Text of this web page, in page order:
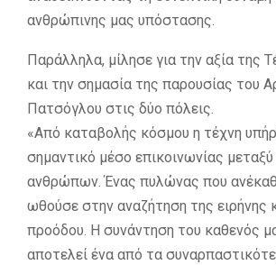
ανθρώπινης μας υπόστασης.
Παράλληλα, μίλησε για την αξία της
και την σημασία της παρουσίας του
Πατσόγλου στις δύο πόλεις.
«Από καταβολής κόσμου η τέχνη
σημαντικό μέσο επικοινωνίας
ανθρώπων. Ένας πυλώνας που
ωθούσε στην αναζήτηση της ειρήνης
προόδου. Η συνάντηση του καθενός
αποτελεί ένα από τα